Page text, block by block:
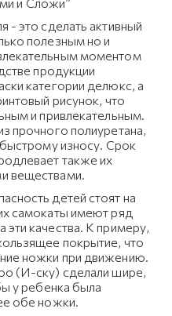
- это сделать активный
полезным но и
моментом
продукции
категории делюкс, а
рисунок, что
и привлекательным.
прочного полиуретана,
износу. Срок
также их
веществами.
детей стоят на
самокаты имеют ряд
качества. К примеру,
покрытие, что
ножки при движению.
(И-ску) сделали шире,
у ребенка была
обе ножки.